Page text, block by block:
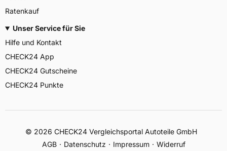
Ratenkauf
Unser Service für Sie
Hilfe und Kontakt
CHECK24 App
CHECK24 Gutscheine
CHECK24 Punkte
© 2026 CHECK24 Vergleichsportal Autoteile GmbH
AGB
Datenschutz Impressum Widerruf